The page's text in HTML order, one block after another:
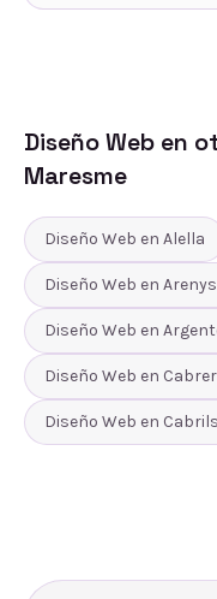
Diseño Web en
Maresme
Diseño Web en Alella
Diseño Web en
Diseño Web en
Diseño Web en
Diseño Web en Cabrils